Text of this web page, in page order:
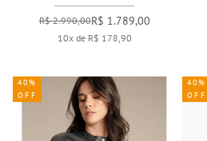
R$ 2.990,00R$ 1.789,00
10x de R$ 178,90
40%
OFF
40%
OFF